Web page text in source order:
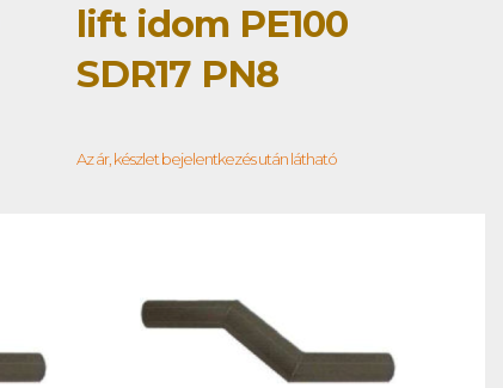
lift idom PE100
SDR17 PN8
Az ár, készlet bejelentkezés után látható